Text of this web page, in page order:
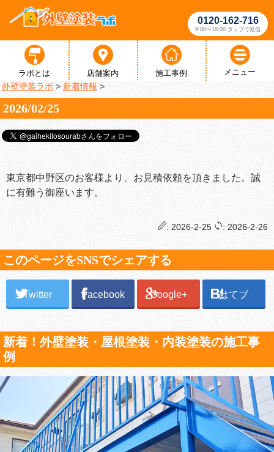
0120-162-716
9:00〜18:00 タップで発信
ラボとは 店舗案内 施工事例 メニュー
外壁塗装ラボ > 新着情報 >
2026/02/25
東京都中野区のお客様より、お見積依頼を頂きました。誠
に有難う御座います。
: 2026-2-25 : 2026-2-26
このページをSNSでシェアする
Twitter Facebook Google+ はてブ
新着！外壁塗装・屋根塗装・内装塗装の施工事
例